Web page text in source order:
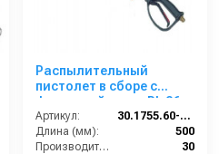
Распылительный
пистолет в сборе с
форсункой курок RL 26
М22х1,5ш 500 мм. нерж.
(Прямое)
Артикул:
30.1755.60-500 SS PA
Длина (мм):
500
Производительность (л/мин):
30